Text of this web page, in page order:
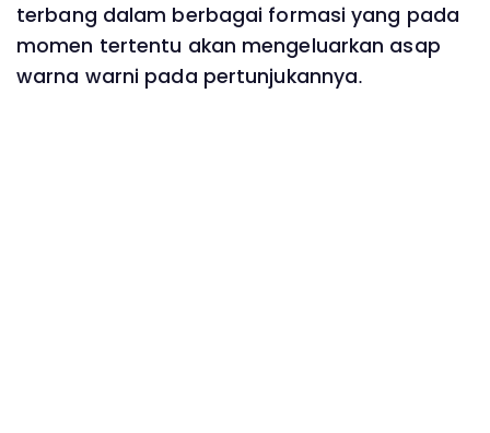
terbang dalam berbagai formasi yang pada
momen tertentu akan mengeluarkan asap
warna warni pada pertunjukannya.